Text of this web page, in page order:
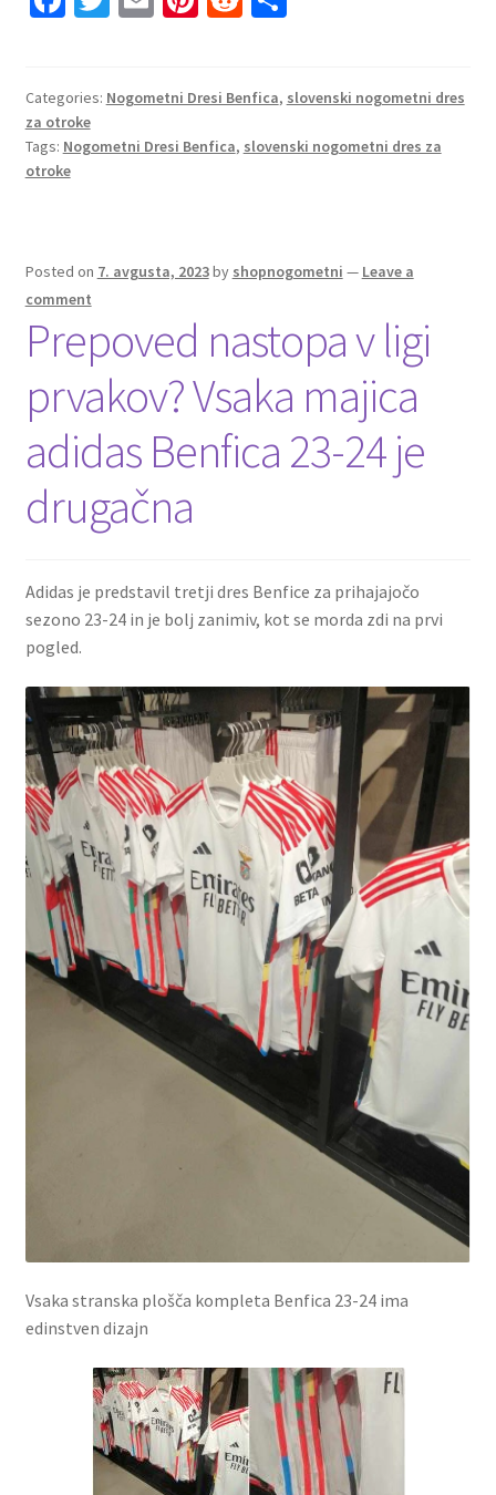
o
o
k
er l
es
t
di
t
e
Categories: Nogometni Dresi Benfica, slovenski nogometni dres
za otroke
Tags: Nogometni Dresi Benfica, slovenski nogometni dres za
otroke
Posted on 7. avgusta, 2023by shopnogometni — Leave a
comment
Prepoved nastopa v ligi
prvakov? Vsaka majica
adidas Benfica 23-24 je
drugačna
Adidas je predstavil tretji dres Benfice za prihajajočo
sezono 23-24 in je bolj zanimiv, kot se morda zdi na prvi
pogled.
Vsaka stranska plošča kompleta Benfica 23-24 ima
edinstven dizajn